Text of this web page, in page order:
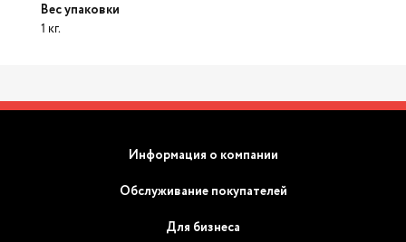
Вес упаковки
1 кг.
Информация о компании
Обслуживание покупателей
Для бизнеса